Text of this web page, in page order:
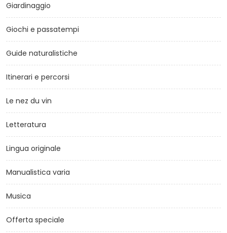
Giardinaggio
Giochi e passatempi
Guide naturalistiche
Itinerari e percorsi
Le nez du vin
Letteratura
Lingua originale
Manualistica varia
Musica
Offerta speciale